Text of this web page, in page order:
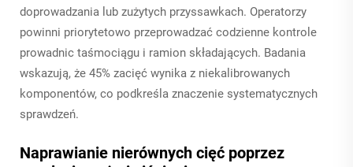
doprowadzania lub zużytych przyssawkach. Operatorzy
powinni priorytetowo przeprowadzać codzienne kontrole
prowadnic taśmociągu i ramion składających. Badania
wskazują, że 45% zacięć wynika z niekalibrowanych
komponentów, co podkreśla znaczenie systematycznych
sprawdzeń.
Naprawianie nierównych cięć poprzez